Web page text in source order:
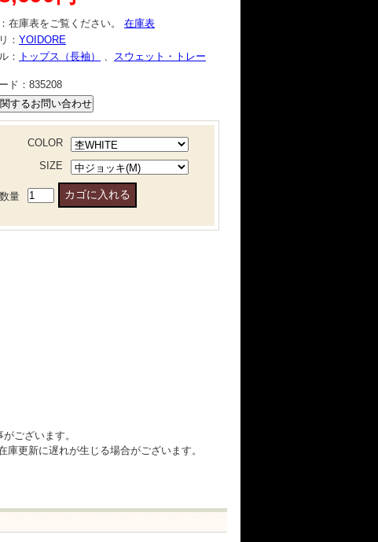
在庫表をご覧ください。
在庫表
： YOIDORE
： トップス（長袖） 、 スウェット・トレー
ド： 835208
COLOR
SIZE
数量
ございます。
更新に遅れが生じる場合がございます。